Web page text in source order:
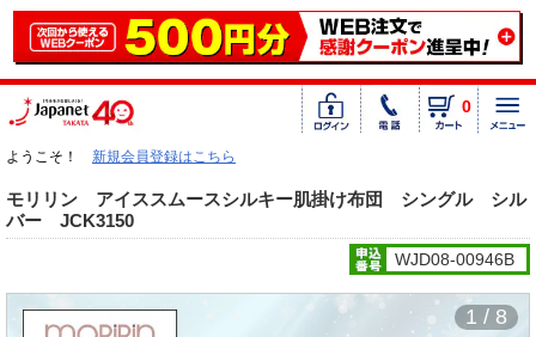
0
ようこそ！ 新規会員登録はこちら
モリリン アイススムースシルキー肌掛け布団 シングル シル
バー JCK3150
WJD08-00946B
1 / 8